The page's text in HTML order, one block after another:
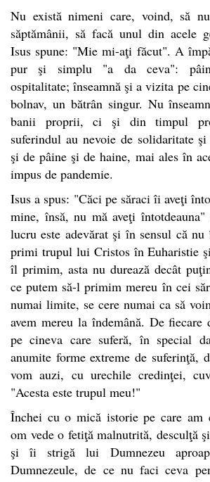
Nu există nimeni care, voind, să
săptămânii, să facă unul din acele
Isus spune: "Mie mi-aţi făcut". A
pur şi simplu "a da ceva":
ospitalitate; înseamnă şi a vizita pe
bolnav, un bătrân singur. Nu
banii proprii, ci şi din timpul
suferindul au nevoie de solidaritate
şi de pâine şi de haine, mai ales în
impus de pandemie.
Isus a spus: "Căci pe săraci îi aveţi
mine, însă, nu mă aveţi întotdeauna"
lucru este adevărat şi în sensul că nu
primi trupul lui Cristos în Euharistie
îl primim, asta nu durează decât
ce putem să-l primim mereu în cei
numai limite, se cere numai ca să
avem mereu la îndemână. De fiecare
pe cineva care suferă, în special
anumite forme extreme de suferinţă,
vom auzi, cu urechile credinţei,
"Acesta este trupul meu!"
Închei cu o mică istorie pe care am
om vede o fetiţă malnutrită, desculţă
şi îi strigă lui Dumnezeu
Dumnezeule, de ce nu faci ceva